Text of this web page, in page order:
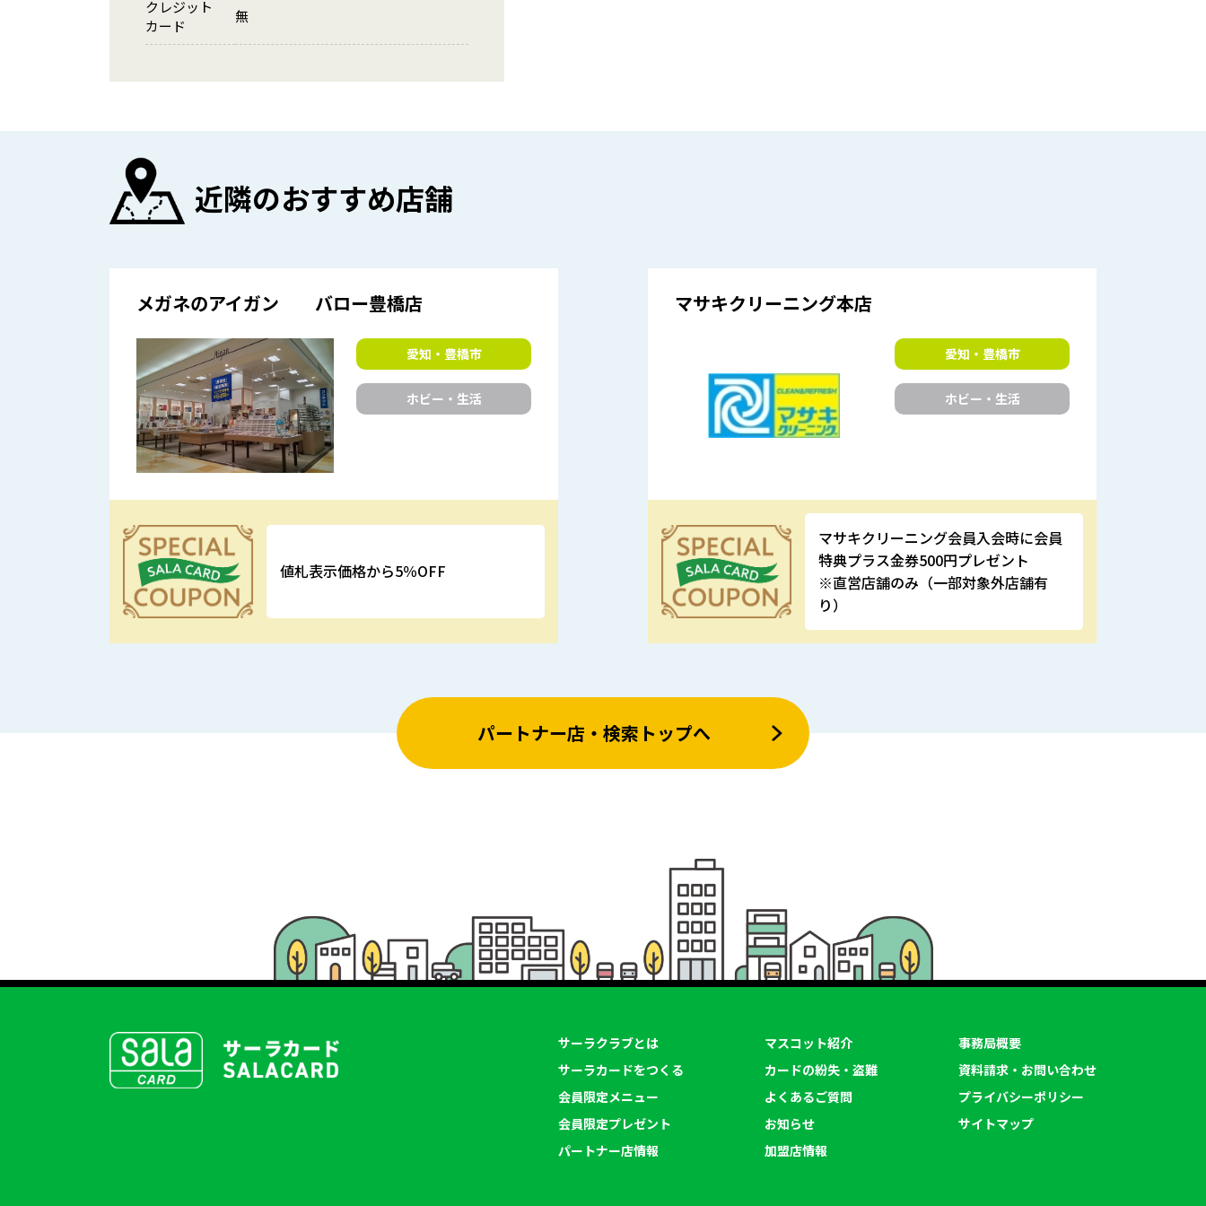
クレジット
カード
無
近隣のおすすめ店舗
メガネのアイガン バロー豊橋店
愛知・豊橋市
ホビー・生活
値札表示価格から5％OFF
マサキクリーニング本店
愛知・豊橋市
ホビー・生活
マサキクリーニング会員入会時に会員
特典プラス金券500円プレゼント
※直営店舗のみ（一部対象外店舗有
り）
パートナー店・検索トップへ
サーラクラブとは
サーラカードをつくる
会員限定メニュー
会員限定プレゼント
パートナー店情報
マスコット紹介
カードの紛失・盗難
よくあるご質問
お知らせ
加盟店情報
事務局概要
資料請求・お問い合わせ
プライバシーポリシー
サイトマップ